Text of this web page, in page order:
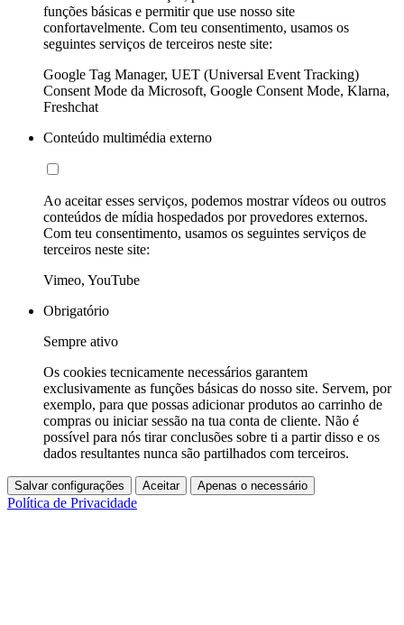
funções básicas e permitir que use nosso site
confortavelmente. Com teu consentimento, usamos os
seguintes serviços de terceiros neste site:
Google Tag Manager, UET (Universal Event Tracking)
Consent Mode da Microsoft, Google Consent Mode, Klarna,
Freshchat
Conteúdo multimédia externo
Ao aceitar esses serviços, podemos mostrar vídeos ou outros
conteúdos de mídia hospedados por provedores externos.
Com teu consentimento, usamos os seguintes serviços de
terceiros neste site:
Vimeo, YouTube
Obrigatório
Sempre ativo
Os cookies tecnicamente necessários garantem
exclusivamente as funções básicas do nosso site. Servem, por
exemplo, para que possas adicionar produtos ao carrinho de
compras ou iniciar sessão na tua conta de cliente. Não é
possível para nós tirar conclusões sobre ti a partir disso e os
dados resultantes nunca são partilhados com terceiros.
Salvar configurações Aceitar Apenas o necessário
Política de Privacidade